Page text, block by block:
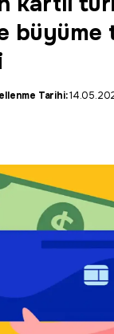
büyüme
Tarihi: